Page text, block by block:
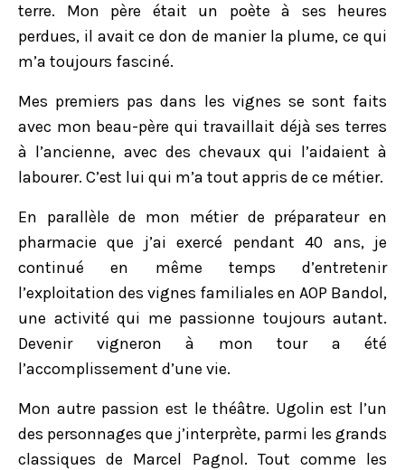
terre. Mon père était un poète à ses heures
perdues, il avait ce don de manier la plume, ce qui
m’a toujours fasciné.
Mes premiers pas dans les vignes se sont faits
avec mon beau-père qui travaillait déjà ses terres
à l’ancienne, avec des chevaux qui l’aidaient à
labourer. C’est lui qui m’a tout appris de ce métier.
En parallèle de mon métier de préparateur en
pharmacie que j’ai exercé pendant 40 ans, je
continué en même temps d’entretenir
l’exploitation des vignes familiales en AOP Bandol,
une activité qui me passionne toujours autant.
Devenir vigneron à mon tour a été
l’accomplissement d’une vie.
Mon autre passion est le théâtre. Ugolin est l’un
des personnages que j’interprète, parmi les grands
classiques de Marcel Pagnol. Tout comme les